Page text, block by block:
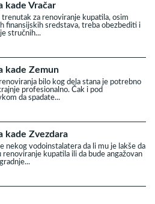
kade Vračar
trenutak za renoviranje kupatila, osim
finansijskih sredstava, treba obezbediti i
stručnih...
kade Zemun
bilo kog dela stana je potrebno
profesionalno. Čak i pod
da spadate...
kade Zvezdara
nekog vodoinstalatera da li mu je lakše da
renoviranje kupatila ili da bude angažovan